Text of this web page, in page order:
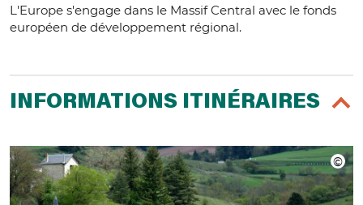
L'Europe s'engage dans le Massif Central avec le fonds
européen de développement régional.
INFORMATIONS ITINÉRAIRES